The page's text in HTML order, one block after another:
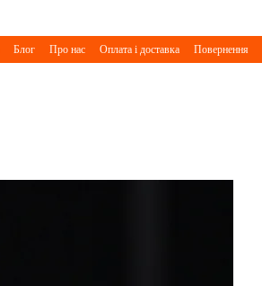
Блог Про нас Оплата і доставка Повернення